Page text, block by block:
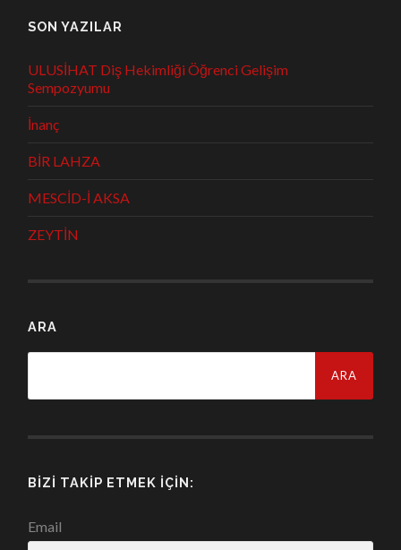
SON YAZILAR
ULUSİHAT Diş Hekimliği Öğrenci Gelişim
Sempozyumu
İnanç
BİR LAHZA
MESCİD-İ AKSA
ZEYTİN
ARA
BIZI TAKIP ETMEK İÇIN:
Email